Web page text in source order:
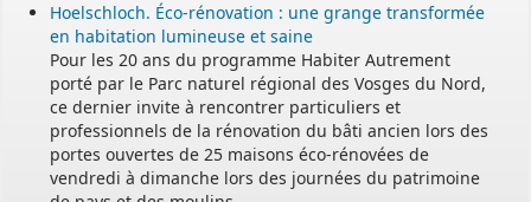
Hoelschloch. Éco-rénovation : une grange transformée
en habitation lumineuse et saine
Pour les 20 ans du programme Habiter Autrement
porté par le Parc naturel régional des Vosges du Nord,
ce dernier invite à rencontrer particuliers et
professionnels de la rénovation du bâti ancien lors des
portes ouvertes de 25 maisons éco-rénovées de
vendredi à dimanche lors des journées du patrimoine